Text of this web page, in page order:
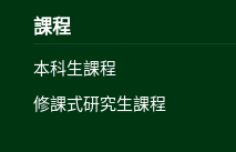
課程
本科生課程
修課式研究生課程